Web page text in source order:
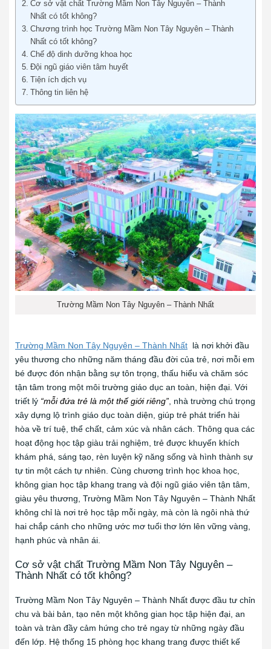
Cơ sở vật chất Trường Mầm Non Tây Nguyên – Thành
Nhất có tốt không?
Chương trình học Trường Mầm Non Tây Nguyên – Thành
Nhất có tốt không?
Chế độ dinh dưỡng khoa học
Đội ngũ giáo viên tâm huyết
Tiện ích dịch vụ
Thông tin liên hệ
Trường Mầm Non Tây Nguyên – Thành Nhất
Trường Mầm Non Tây Nguyên – Thành Nhất là nơi khởi đầu
yêu thương cho những năm tháng đầu đời của trẻ, nơi mỗi em
bé được đón nhận bằng sự tôn trọng, thấu hiểu và chăm sóc
tận tâm trong một môi trường giáo dục an toàn, hiện đại. Với
triết lý “mỗi đứa trẻ là một thế giới riêng” , nhà trường chú trọng
xây dựng lộ trình giáo dục toàn diện, giúp trẻ phát triển hài
hòa về trí tuệ, thể chất, cảm xúc và nhân cách. Thông qua các
hoạt động học tập giàu trải nghiệm, trẻ được khuyến khích
khám phá, sáng tạo, rèn luyện kỹ năng sống và hình thành sự
tự tin một cách tự nhiên. Cùng chương trình học khoa học,
không gian học tập khang trang và đội ngũ giáo viên tận tâm,
giàu yêu thương, Trường Mầm Non Tây Nguyên – Thành Nhất
không chỉ là nơi trẻ học tập mỗi ngày, mà còn là ngôi nhà thứ
hai chắp cánh cho những ước mơ tuổi thơ lớn lên vững vàng,
hạnh phúc và nhân ái.
Cơ sở vật chất Trường Mầm Non Tây Nguyên –
Thành Nhất có tốt không?
Trường Mầm Non Tây Nguyên – Thành Nhất được đầu tư chỉn
chu và bài bản, tạo nên một không gian học tập hiện đại, an
toàn và tràn đầy cảm hứng cho trẻ ngay từ những ngày đầu
đến lớp. Hệ thống 15 phòng học khang trang được thiết kế